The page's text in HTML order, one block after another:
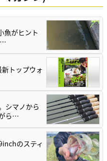
魚がヒント
…
新トップウォ
シマノから
ら…
のスティ